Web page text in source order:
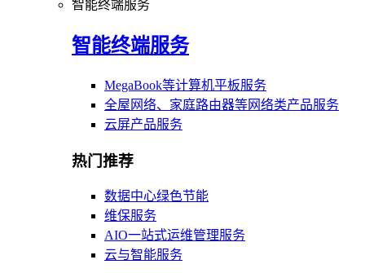
智能终端服务
智能终端服务
MegaBook等计算机平板服务
全屋网络、家庭路由器等网络类产品服务
云屏产品服务
热门推荐
数据中心绿色节能
维保服务
AIO一站式运维管理服务
云与智能服务